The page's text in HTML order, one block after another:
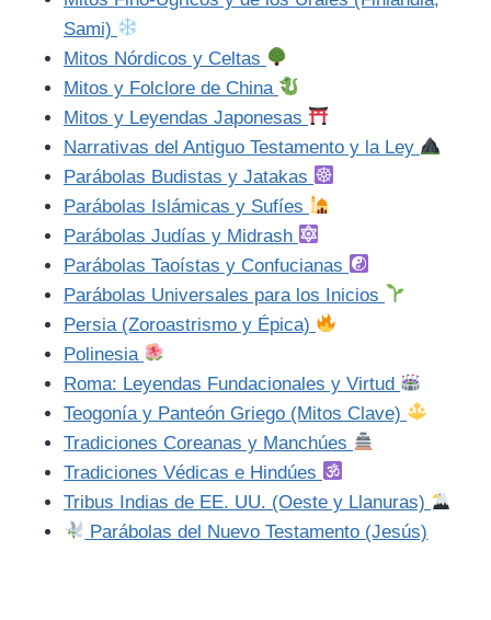
Sami)
Mitos Nórdicos y Celtas
Mitos y Folclore de China
Mitos y Leyendas Japonesas
Narrativas del Antiguo Testamento y la Ley
Parábolas Budistas y Jatakas
Parábolas Islámicas y Sufíes
Parábolas Judías y Midrash
Parábolas Taoístas y Confucianas
Parábolas Universales para los Inicios
Persia (Zoroastrismo y Épica)
Polinesia
Roma: Leyendas Fundacionales y Virtud
Teogonía y Panteón Griego (Mitos Clave)
Tradiciones Coreanas y Manchúes
Tradiciones Védicas e Hindúes
Tribus Indias de EE. UU. (Oeste y Llanuras)
Parábolas del Nuevo Testamento (Jesús)